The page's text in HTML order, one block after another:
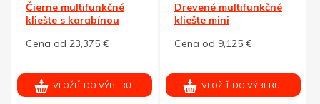
Čierne multifunkčné
kliešte s karabínou
Cena od 23,375 €
VLOŽIŤ DO VÝBERU
Drevené multifunkčné
kliešte mini
Cena od 9,125 €
VLOŽIŤ DO VÝBERU